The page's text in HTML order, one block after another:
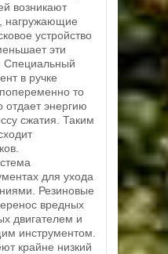
возникают
нагружающие
устройство
эти
Специальный
в ручке
попеременно то
отдает энергию
сжатия. Таким
для ухода
Резиновые
вредных
двигателем и
инструментом.
крайне низкий